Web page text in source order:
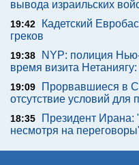
вывода израильских
19:42
Кадетский
греков
19:38
NYP: полиция
время визита
19:09
Прорвавшиеся в
отсутствие условий для
18:35
Президент
несмотря на